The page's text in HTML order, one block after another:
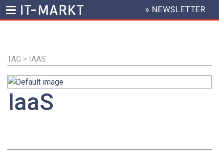
Inhalt
HEADER
MENU
» NEWSLETTER
TAG > IAAS
IaaS